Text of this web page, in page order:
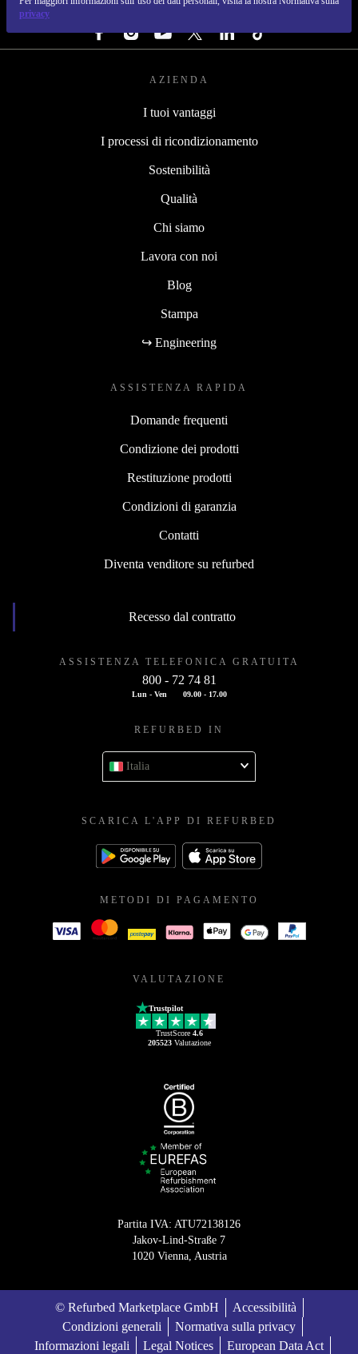
privacy
SEGUICI SU
AZIENDA
I tuoi vantaggi
I processi di ricondizionamento
Sostenibilità
Qualità
Chi siamo
Lavora con noi
Blog
Stampa
↪ Engineering
ASSISTENZA RAPIDA
Domande frequenti
Condizione dei prodotti
Restituzione prodotti
Condizioni di garanzia
Contatti
Diventa venditore su refurbed
Recesso dal contratto
ASSISTENZA TELEFONICA GRATUITA
800 - 72 74 81
Lun - Ven 09.00 - 17.00
REFURBED IN
Italia
SCARICA L'APP DI REFURBED
METODI DI PAGAMENTO
VALUTAZIONE
Trustpilot
TrustScore 4.6
205523Valutazione
Partita IVA: ATU72138126
Jakov-Lind-Straße 7
1020 Vienna, Austria
© Refurbed Marketplace GmbH
Accessibilità
Condizioni generali
Normativa sulla privacy
Informazioni legali
Legal Notices European Data Act